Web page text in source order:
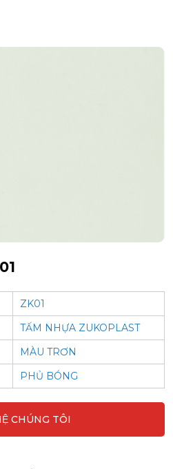
ZK01
TẤM NHỰA ZUKOPLAST
MÀU TRƠN
PHỦ BÓNG
CHÚNG TÔI